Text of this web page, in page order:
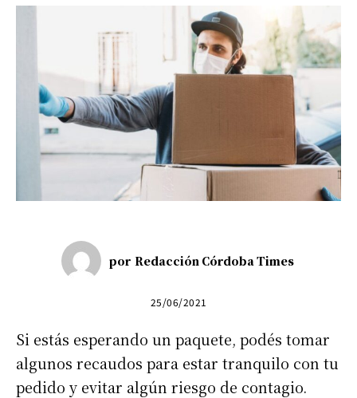
por Redacción Córdoba Times
25/06/2021
Si estás esperando un paquete, podés tomar
algunos recaudos para estar tranquilo con tu
pedido y evitar algún riesgo de contagio.